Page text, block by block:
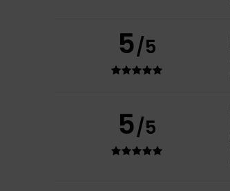
5/5
5/5